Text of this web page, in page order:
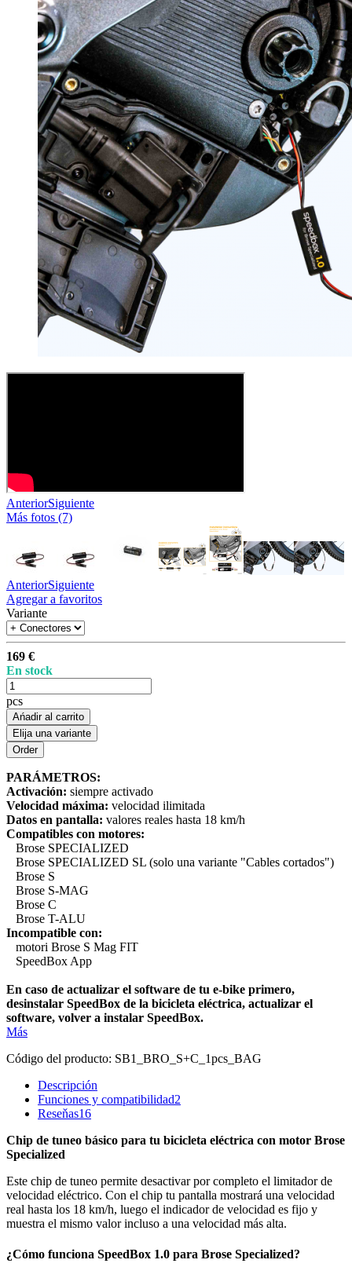
AnteriorSiguiente
Más fotos (7)
AnteriorSiguiente
Agregar a favoritos
Variante
169 €
En stock
pcs
Ańadir al carrito
Elija una variante
PARÁMETROS:
Activación: siempre activado
Velocidad máxima: velocidad ilimitada
Datos en pantalla: valores reales hasta 18 km/h
Compatibles con motores:
Brose SPECIALIZED
Brose SPECIALIZED SL (solo una variante "Cables cortados")
Brose S
Brose S-MAG
Brose C
Brose T-ALU
Incompatible con:
motori Brose S Mag FIT
SpeedBox App
En caso de actualizar el software de tu e-bike primero,
desinstalar SpeedBox de la bicicleta eléctrica, actualizar el
software, volver a instalar SpeedBox.
Más
Código del producto: SB1_BRO_S+C_1pcs_BAG
Descripción
Funciones y compatibilidad2
Reseňas16
Chip de tuneo básico para tu bicicleta eléctrica con motor Brose
Specialized
Este chip de tuneo permite desactivar por completo el limitador de
velocidad eléctrico. Con el chip tu pantalla mostrará una velocidad
real hasta los 18 km/h, luego el indicador de velocidad es fijo y
muestra el mismo valor incluso a una velocidad más alta.
¿Cómo funciona SpeedBox 1.0 para Brose Specialized?